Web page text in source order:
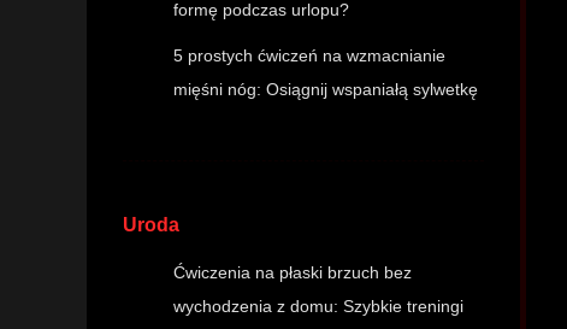
formę podczas urlopu?
5 prostych ćwiczeń na wzmacnianie
mięśni nóg: Osiągnij wspaniałą sylwetkę
Uroda
Ćwiczenia na płaski brzuch bez
wychodzenia z domu: Szybkie treningi